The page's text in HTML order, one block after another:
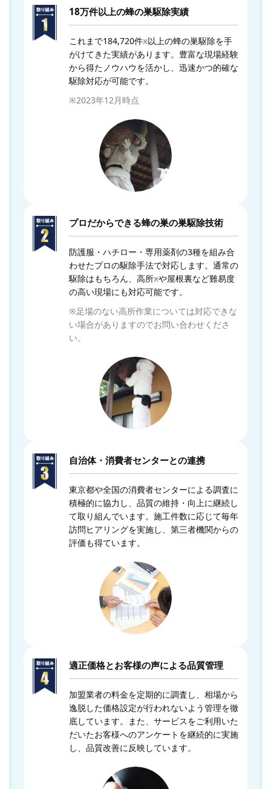
18万件以上の蜂の巣駆除実績
これまで184,720件※以上の蜂の巣駆除を手
がけてきた実績があります。豊富な現場経験
から得たノウハウを活かし、迅速かつ的確な
駆除対応が可能です。
※2023年12月時点
プロだからできる蜂の巣の巣駆除技術
防護服・ハチロー・専用薬剤の3種を組み合
わせたプロの駆除手法で対応します。通常の
駆除はもちろん、高所※や屋根裏など難易度
の高い現場にも対応可能です。
※足場のない高所作業については対応できな
い場合がありますのでお問い合わせくださ
い。
自治体・消費者センターとの連携
東京都や全国の消費者センターによる調査に
積極的に協力し、品質の維持・向上に継続し
て取り組んでいます。施工件数に応じて毎年
訪問ヒアリングを実施し、第三者機関からの
評価も得ています。
適正価格とお客様の声による品質管理
加盟業者の料金を定期的に調査し、相場から
逸脱した価格設定が行われないよう管理を徹
底しています。また、サービスをご利用いた
だいたお客様へのアンケートを継続的に実施
し、品質改善に反映しています。